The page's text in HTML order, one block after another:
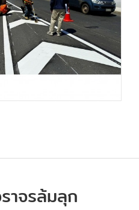
าจรล้มลุก